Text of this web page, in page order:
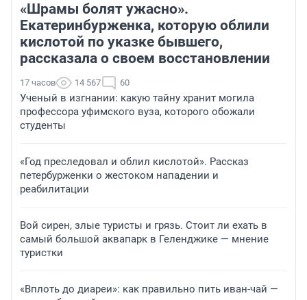
«Шрамы болят ужасно».
Екатеринбурженка, которую облили
кислотой по указке бывшего,
рассказала о своем восстановлении
17 часов 14 567 60
Ученый в изгнании: какую тайну хранит могила
профессора уфимского вуза, которого обожали
студенты
«Год преследовал и облил кислотой». Рассказ
петербурженки о жестоком нападении и
реабилитации
Вой сирен, злые туристы и грязь. Стоит ли ехать в
самый большой аквапарк в Геленджике — мнение
туристки
«Вплоть до диареи»: как правильно пить иван-чай —